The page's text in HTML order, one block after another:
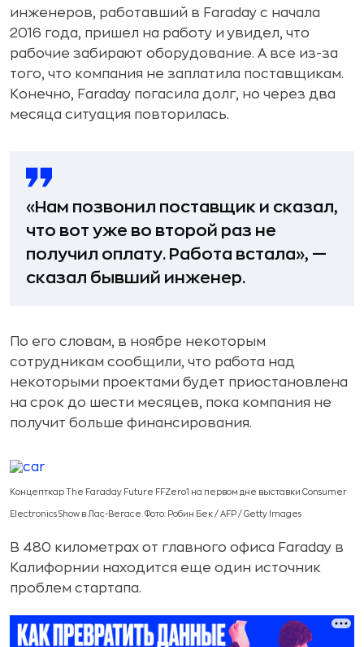
инженеров, работавший в Faraday с начала
2016 года, пришел на работу и увидел, что
рабочие забирают оборудование. А все из-за
того, что компания не заплатила поставщикам.
Конечно, Faraday погасила долг, но через два
месяца ситуация повторилась.
«Нам позвонил поставщик и сказал,
что вот уже во второй раз не
получил оплату. Работа встала», —
сказал бывший инженер.
По его словам, в ноябре некоторым
сотрудникам сообщили, что работа над
некоторыми проектами будет приостановлена
на срок до шести месяцев, пока компания не
получит больше финансирования.
Концепткар The Faraday Future FFZero1 на первом дне выставки Consumer
Electronics Show в Лас-Вегасе. Фото: Робин Бек / AFP / Getty Images
В 480 километрах от главного офиса Faraday в
Калифорнии находится еще один источник
проблем стартапа.